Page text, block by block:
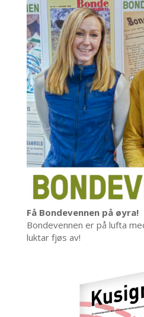
Få Bondevennen på øyra!
Bondevennen er på lufta
luktar fjøs av!